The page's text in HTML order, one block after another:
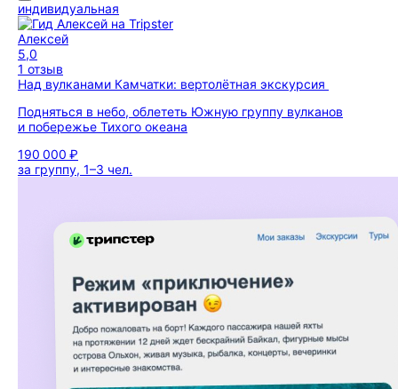
индивидуальная
Алексей
5,0
1 отзыв
Над вулканами Камчатки: вертолётная экскурсия
Подняться в небо, облететь Южную группу вулканов
и побережье Тихого океана
190 000 ₽
за группу, 1–3 чел.